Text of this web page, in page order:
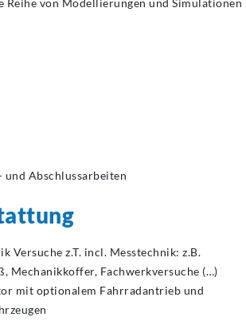
Reihe von Modellierungen und Simulationen
und Abschlussarbeiten
Versuche z.T. incl. Messtechnik: z.B.
Mechanikkoffer, Fachwerkversuche (…)
mit optionalem Fahrradantrieb und